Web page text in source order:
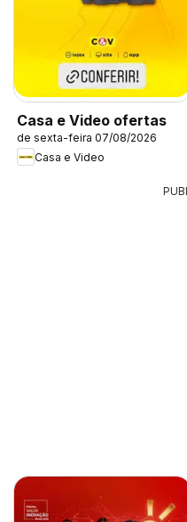
Casa e Video ofertas
de sexta-feira 07/08/2026
Casa e Video